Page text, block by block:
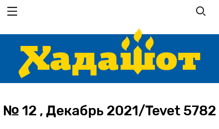
основному
№ 12 , Декабрь 2021/Tevet 5782